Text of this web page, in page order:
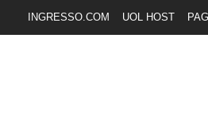
INGRESSO.COM UOL HOST